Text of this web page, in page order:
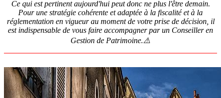
Ce qui est pertinent aujourd'hui peut donc ne plus l'être demain.
Pour une stratégie cohérente et adaptée à la fiscalité et à la
réglementation en vigueur au moment de votre prise de décision, il
est indispensable de vous faire accompagner par un Conseiller en
Gestion de Patrimoine.⚠️